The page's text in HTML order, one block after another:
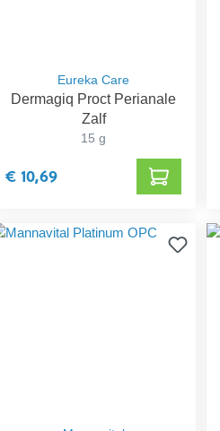
Eureka Care
Dermagiq Proct Perianale
Zalf
15 g
€ 10,69